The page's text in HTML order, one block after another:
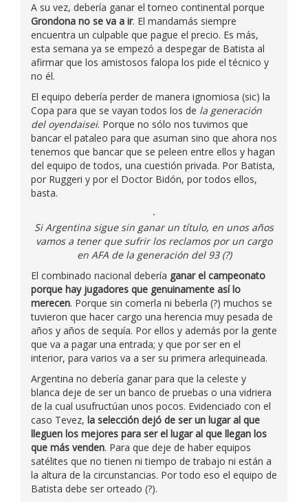
A su vez, debería ganar el torneo continental porque
Grondona no se va a ir. El mandamás siempre
encuentra un culpable que pague el precio. Es más,
esta semana ya se empezó a despegar de Batista al
afirmar que los amistosos falopa los pide el técnico y
no él.
El equipo debería perder de manera ignomiosa (sic) la
Copa para que se vayan todos los de la generación
del oyendaisei. Porque no sólo nos tuvimos que
bancar el pataleo para que asuman sino que ahora nos
tenemos que bancar que se peleen entre ellos y hagan
del equipo de todos, una cuestión privada. Por Batista,
por Ruggeri y por el Doctor Bidón, por todos ellos,
basta.
Si Argentina sigue sin ganar un título, en unos años
vamos a tener que sufrir los reclamos por un cargo
en AFA de la generación del 93 (?)
El combinado nacional debería ganar el campeonato
porque hay jugadores que genuinamente así lo
merecen. Porque sin comerla ni beberla (?) muchos se
tuvieron que hacer cargo una herencia muy pesada de
años y años de sequía. Por ellos y además por la gente
que va a pagar una entrada; y que por ser en el
interior, para varios va a ser su primera arlequineada.
Argentina no debería ganar para que la celeste y
blanca deje de ser un banco de pruebas o una vidriera
de la cual usufructúan unos pocos. Evidenciado con el
caso Tevez, la selección dejó de ser un lugar al que
lleguen los mejores para ser el lugar al que llegan los
que más venden. Para que deje de haber equipos
satélites que no tienen ni tiempo de trabajo ni están a
la altura de la circunstancias. Por todo eso el equipo de
Batista debe ser orteado (?).